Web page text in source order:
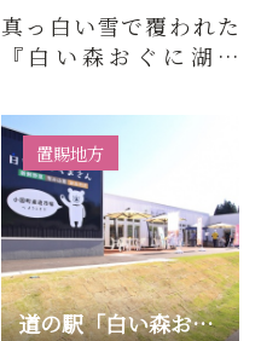
真っ白い雪で覆われた
『白い森おぐに湖』
ぎ釣りを楽しんでみま
せんか。シ…
道の駅「白い森おぐに」
置賜地方